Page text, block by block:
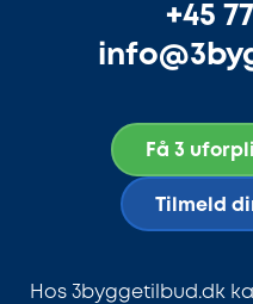
+45
Få 3
Tilmeld
Hos 3byggetilbud.dk